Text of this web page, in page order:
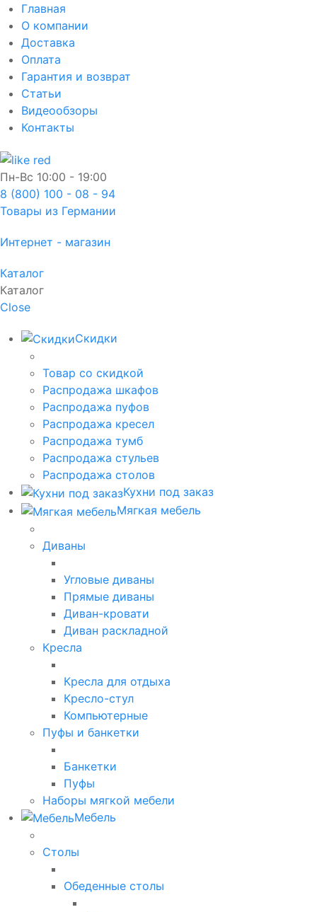
Главная
О компании
Доставка
Оплата
Гарантия и возврат
Статьи
Видеообзоры
Контакты
Пн-Вс 10:00 - 19:00
8 (800) 100 - 08 - 94
Товары из Германии
Интернет - магазин
Каталог
Каталог
Close
Скидки
Товар со скидкой
Распродажа шкафов
Распродажа пуфов
Распродажа кресел
Распродажа тумб
Распродажа стульев
Распродажа столов
Кухни под заказ
Мягкая мебель
Диваны
Угловые диваны
Прямые диваны
Диван-кровати
Диван раскладной
Кресла
Кресла для отдыха
Кресло-стул
Компьютерные
Пуфы и банкетки
Банкетки
Пуфы
Наборы мягкой мебели
Мебель
Столы
Обеденные столы